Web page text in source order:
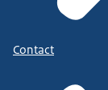
Contact